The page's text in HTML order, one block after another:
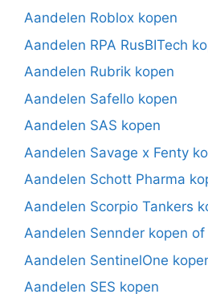
Aandelen Roblox kopen
Aandelen RPA RusBITech
Aandelen Rubrik kopen
Aandelen Safello kopen
Aandelen SAS kopen
Aandelen Savage x Fenty
Aandelen Schott Pharma
Aandelen Scorpio Tankers
Aandelen Sennder kopen of
Aandelen SentinelOne
Aandelen SES kopen